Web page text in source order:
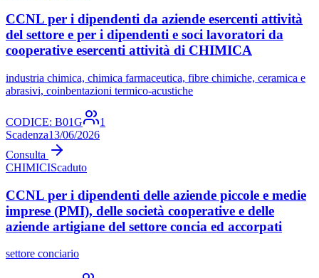
CCNL per i dipendenti da aziende esercenti attività
del settore e per i dipendenti e soci lavoratori da
cooperative esercenti attività di CHIMICA
industria chimica, chimica farmaceutica, fibre chimiche, ceramica e
abrasivi, coinbentazioni termico-acustiche
CODICE: B01G
1
Scadenza13/06/2026
Consulta
CHIMICIScaduto
CCNL per i dipendenti delle aziende piccole e medie
imprese (PMI), delle società cooperative e delle
aziende artigiane del settore concia ed accorpati
settore conciario